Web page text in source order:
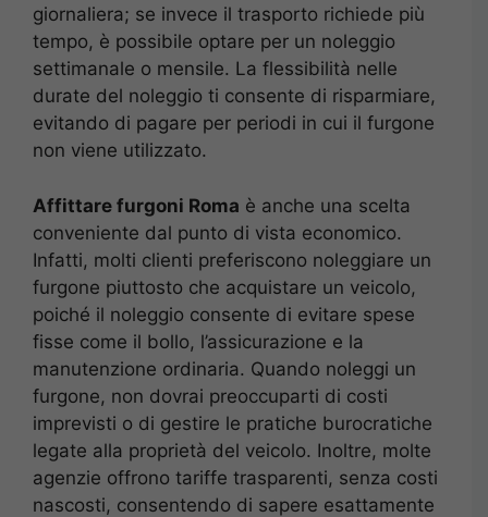
giornaliera; se invece il trasporto richiede più
tempo, è possibile optare per un noleggio
settimanale o mensile. La flessibilità nelle
durate del noleggio ti consente di risparmiare,
evitando di pagare per periodi in cui il furgone
non viene utilizzato.
Affittare furgoni Roma è anche una scelta
conveniente dal punto di vista economico.
Infatti, molti clienti preferiscono noleggiare un
furgone piuttosto che acquistare un veicolo,
poiché il noleggio consente di evitare spese
fisse come il bollo, l’assicurazione e la
manutenzione ordinaria. Quando noleggi un
furgone, non dovrai preoccuparti di costi
imprevisti o di gestire le pratiche burocratiche
legate alla proprietà del veicolo. Inoltre, molte
agenzie offrono tariffe trasparenti, senza costi
nascosti, consentendo di sapere esattamente